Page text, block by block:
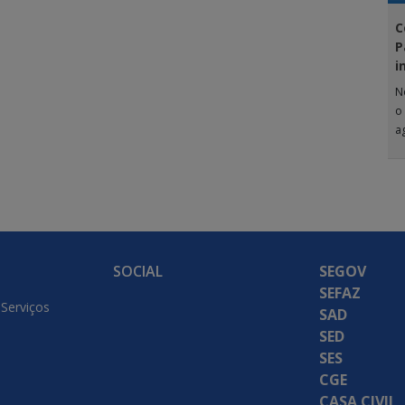
o
SOCIAL
SEGOV
SEFAZ
SAD
SED
SES
CGE